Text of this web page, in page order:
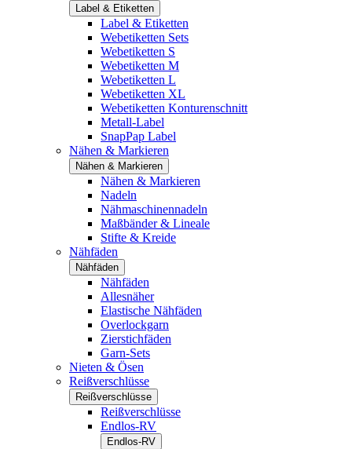
Label & Etiketten
Label & Etiketten
Webetiketten Sets
Webetiketten S
Webetiketten M
Webetiketten L
Webetiketten XL
Webetiketten Konturenschnitt
Metall-Label
SnapPap Label
Nähen & Markieren
Nähen & Markieren
Nähen & Markieren
Nadeln
Nähmaschinennadeln
Maßbänder & Lineale
Stifte & Kreide
Nähfäden
Nähfäden
Nähfäden
Allesnäher
Elastische Nähfäden
Overlockgarn
Zierstichfäden
Garn-Sets
Nieten & Ösen
Reißverschlüsse
Reißverschlüsse
Reißverschlüsse
Endlos-RV
Endlos-RV